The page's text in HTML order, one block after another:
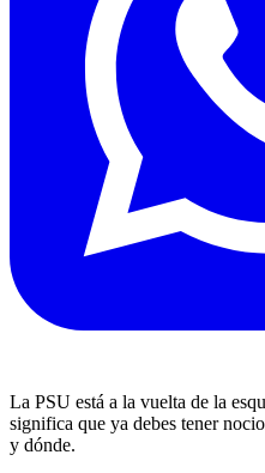
La PSU está a la vuelta de la
significa que ya debes tener
y dónde.